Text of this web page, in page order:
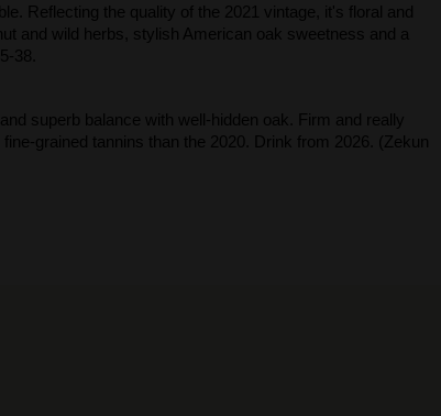
Reflecting the quality of the 2021 vintage, it's floral and
and wild herbs, stylish American oak sweetness and a
38.
superb balance with well-hidden oak. Firm and really
grained tannins than the 2020. Drink from 2026. (Zekun